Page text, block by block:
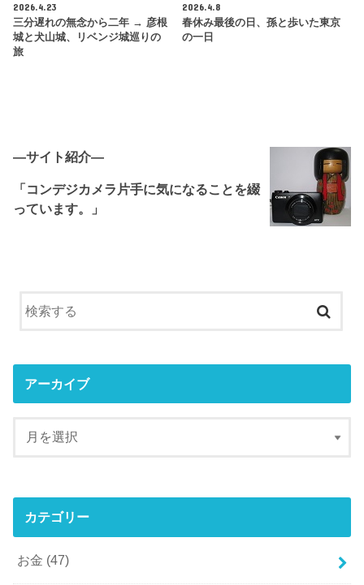
2026.4.23
三分遅れの無念から二年 → 彦根
城と犬山城、リベンジ城巡りの
旅
2026.4.8
春休み最後の日、孫と歩いた東京
の一日
―サイト紹介―
「コンデジカメラ片手に気になることを綴
っています。」
アーカイブ
カテゴリー
お金 (47)